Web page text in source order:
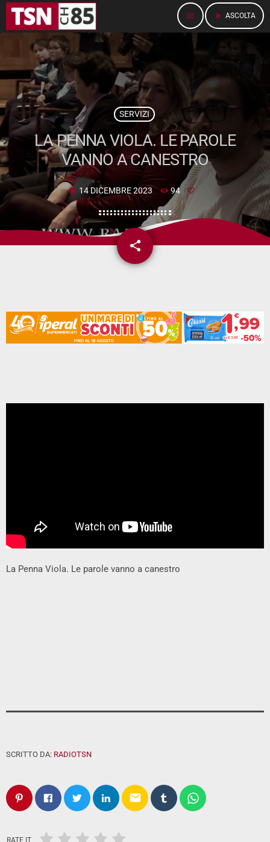
menu play_arrow ASCOLTA
SERVIZI
LA PENNA VIOLA. LE PAROLE
VANNO A CANESTRO
today 14 DICEMBRE 2023 94
share
email
La Penna Viola. Le parole vanno a canestro
SCRITTO DA: RADIOTSN
email
RATE IT